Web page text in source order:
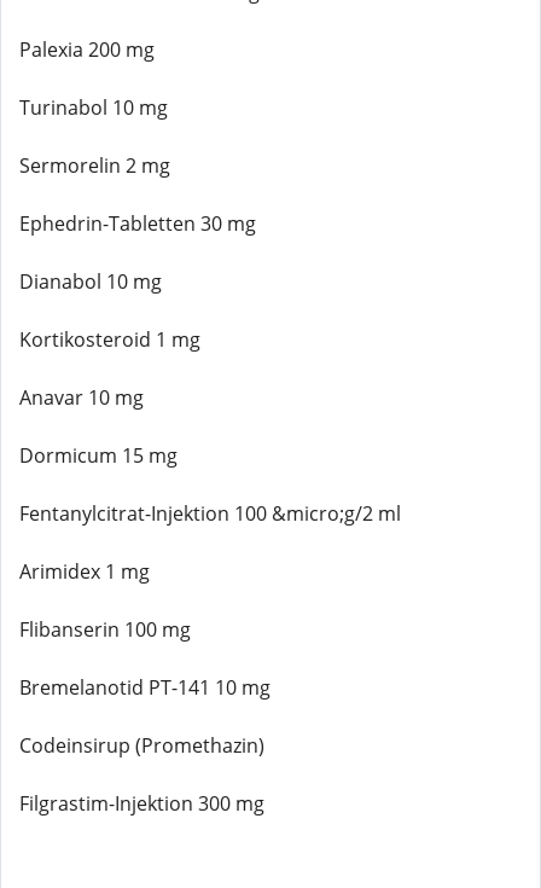
Palexia 200 mg
Turinabol 10 mg
Sermorelin 2 mg
Ephedrin-Tabletten 30 mg
Dianabol 10 mg
Kortikosteroid 1 mg
Anavar 10 mg
Dormicum 15 mg
Fentanylcitrat-Injektion 100 &micro;g/2 ml
Arimidex 1 mg
Flibanserin 100 mg
Bremelanotid PT-141 10 mg
Codeinsirup (Promethazin)
Filgrastim-Injektion 300 mg